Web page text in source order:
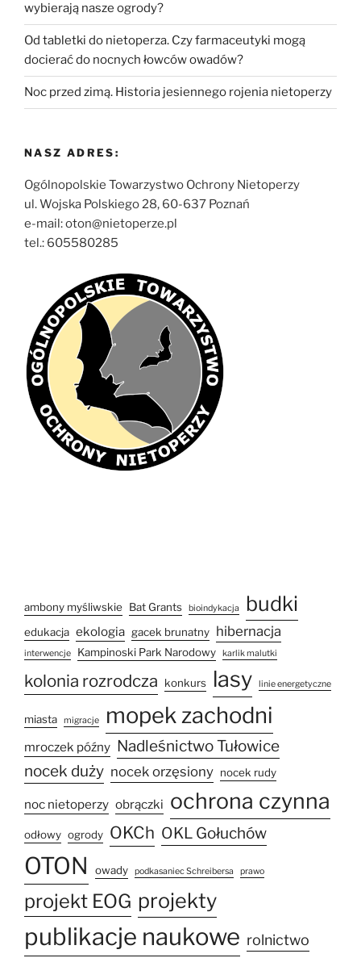
wybierają nasze ogrody?
Od tabletki do nietoperza. Czy farmaceutyki mogą
docierać do nocnych łowców owadów?
Noc przed zimą. Historia jesiennego rojenia nietoperzy
NASZ ADRES:
Ogólnopolskie Towarzystwo Ochrony Nietoperzy
ul. Wojska Polskiego 28, 60-637 Poznań
e-mail: oton@nietoperze.pl
tel.: 605580285
ambony myśliwskie Bat Grants bioindykacja budki
edukacja ekologia gacek brunatny hibernacja
interwencje Kampinoski Park Narodowy karlik malutki
kolonia rozrodcza konkurs lasy linie energetyczne
miasta migracje mopek zachodni
mroczek późny Nadleśnictwo Tułowice
nocek duży nocek orzęsiony nocek rudy
noc nietoperzy obrączki ochrona czynna
odłowy ogrody OKCh OKL Gołuchów
OTON owady podkasaniec Schreibersa prawo
projekt EOG projekty
publikacje naukowe rolnictwo